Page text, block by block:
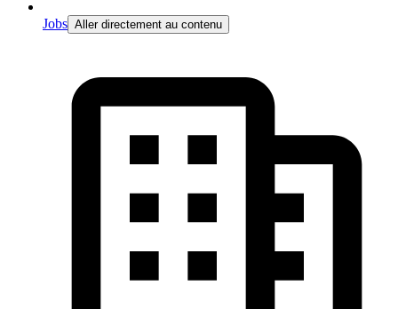
Jobs Aller directement au contenu